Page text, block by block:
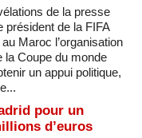
de la presse
président de la FIFA
Maroc l’organisation
la Coupe du monde
un appui politique,
pour un
d’euros